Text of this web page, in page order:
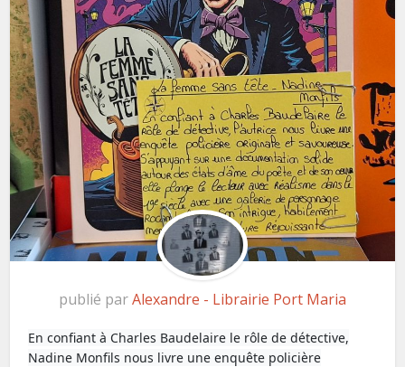
publié parAlexandre - Librairie Port Maria
En confiant à Charles Baudelaire le rôle de détective,
Nadine Monfils nous livre une enquête policière